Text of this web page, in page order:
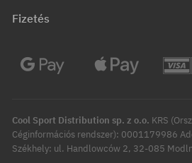
Fizetés
Cool Sport Distribution sp. z o.o. KRS
Céginformációs rendszer): 0001179986
Székhely: ul. Handlowców 2, 32-085